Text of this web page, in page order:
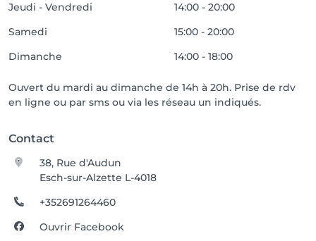
Jeudi - Vendredi
14:00 - 20:00
Samedi
15:00 - 20:00
Dimanche
14:00 - 18:00
Ouvert du mardi au dimanche de 14h à 20h. Prise de rdv
en ligne ou par sms ou via les réseau un indiqués.
Contact
38, Rue d'Audun
Esch-sur-Alzette L-4018
+352691264460
Ouvrir Facebook